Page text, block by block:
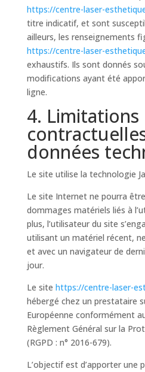
https://centre-laser-
titre indicatif, et sont
ailleurs, les renseignements
https://centre-laser-
exhaustifs. Ils sont donnés
modifications ayant été
ligne.
4. Limitations
données
Le site utilise la technologie
Le site Internet ne pourra
dommages matériels liés à
plus, l’utilisateur du site
utilisant un matériel récent,
et avec un navigateur de
jour.
Le site https://centre-laser-
hébergé chez un prestataire
Européenne conformément
Règlement Général sur la
(RGPD : n° 2016-679).
L’objectif est d’apporter une